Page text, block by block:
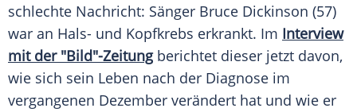
schlechte Nachricht: Sänger Bruce Dickinson (57)
war an Hals- und Kopfkrebs erkrankt. Im Interview
mit der "Bild"-Zeitungberichtet dieser jetzt davon,
wie sich sein Leben nach der Diagnose im
vergangenen Dezember verändert hat und wie er